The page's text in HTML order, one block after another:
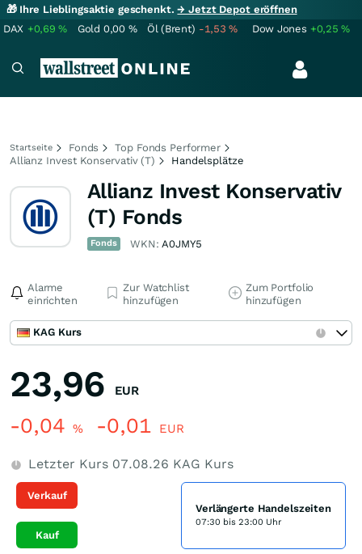
🎁 Ihre Lieblingsaktie geschenkt.→ Jetzt Depot eröffnen
DAX +0,69% Gold 0,00 % Öl (Brent) -1,53% Dow Jones +0,25%
Startseite Fonds
Top Fonds Performer
Allianz Invest Konservativ (T)
Handelsplätze
Allianz Invest Konservativ
(T) Fonds
Fonds WKN:A0JMY5
Alarme
einrichten
Zur Watchlist
hinzufügen
Zum Portfolio
hinzufügen
KAG Kurs
23,96 EUR
-0,04 % -0,01 EUR
Letzter Kurs 07.08.26 KAG Kurs
Verkauf
Kauf
Verlängerte Handelszeiten
07:30 bis 23:00 Uhr